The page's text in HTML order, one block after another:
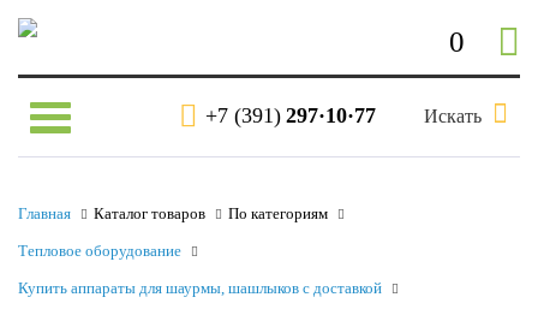
0
+7 (391) 297·10·77 Искать
Главная Каталог товаров По категориям
Тепловое оборудование
Купить аппараты для шаурмы, шашлыков с доставкой